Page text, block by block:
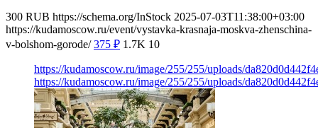
300 RUB https://schema.org/InStock 2025-07-03T11:38:00+03:00
https://kudamoscow.ru/event/vystavka-krasnaja-moskva-zhenschina-
v-bolshom-gorode/ 375 ₽ 1.7K 10
https://kudamoscow.ru/image/255/255/uploads/
https://kudamoscow.ru/image/255/255/uploads/